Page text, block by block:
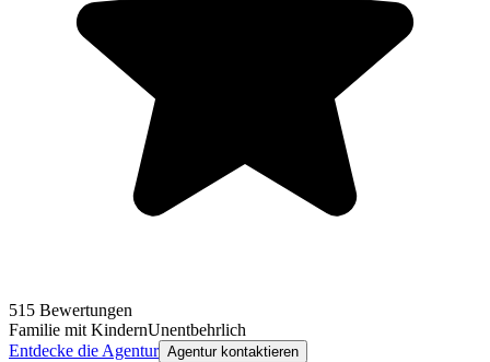
515 Bewertungen
Familie mit KindernUnentbehrlich
Entdecke die Agentur Agentur kontaktieren